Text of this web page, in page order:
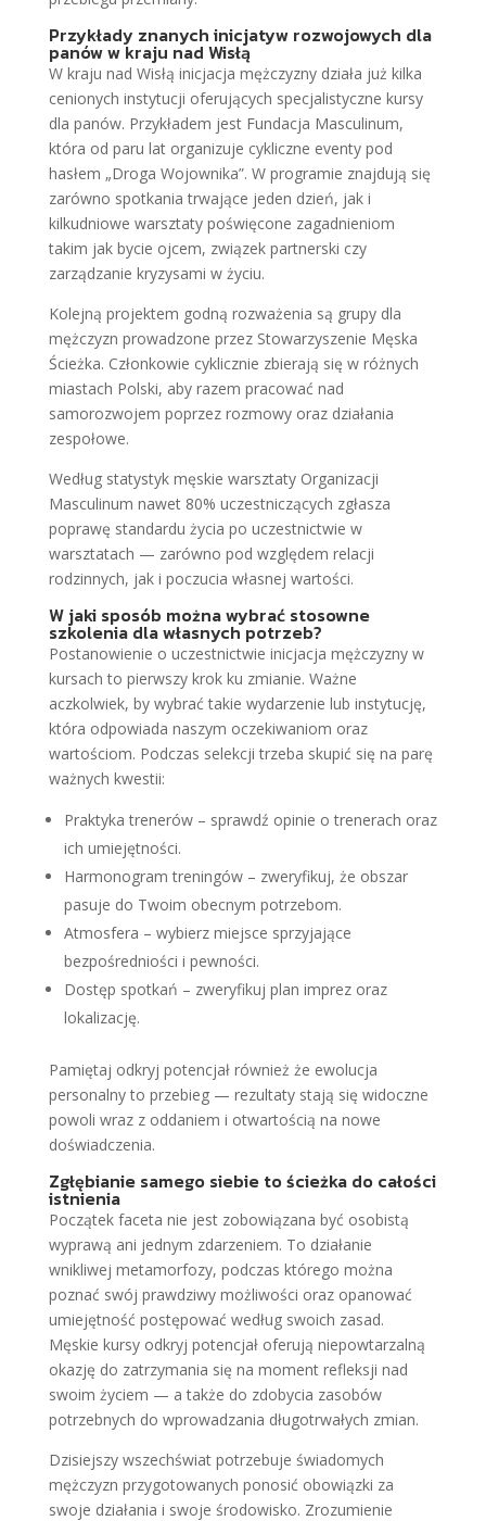
Przykłady znanych inicjatyw rozwojowych dla
panów w kraju nad Wisłą
W kraju nad Wisłą inicjacja mężczyzny działa już kilka
cenionych instytucji oferujących specjalistyczne kursy
dla panów. Przykładem jest Fundacja Masculinum,
która od paru lat organizuje cykliczne eventy pod
hasłem „Droga Wojownika”. W programie znajdują się
zarówno spotkania trwające jeden dzień, jak i
kilkudniowe warsztaty poświęcone zagadnieniom
takim jak bycie ojcem, związek partnerski czy
zarządzanie kryzysami w życiu.
Kolejną projektem godną rozważenia są grupy dla
mężczyzn prowadzone przez Stowarzyszenie Męska
Ścieżka. Członkowie cyklicznie zbierają się w różnych
miastach Polski, aby razem pracować nad
samorozwojem poprzez rozmowy oraz działania
zespołowe.
Według statystyk męskie warsztaty Organizacji
Masculinum nawet 80% uczestniczących zgłasza
poprawę standardu życia po uczestnictwie w
warsztatach — zarówno pod względem relacji
rodzinnych, jak i poczucia własnej wartości.
W jaki sposób można wybrać stosowne
szkolenia dla własnych potrzeb?
Postanowienie o uczestnictwie inicjacja mężczyzny w
kursach to pierwszy krok ku zmianie. Ważne
aczkolwiek, by wybrać takie wydarzenie lub instytucję,
która odpowiada naszym oczekiwaniom oraz
wartościom. Podczas selekcji trzeba skupić się na parę
ważnych kwestii:
Praktyka trenerów – sprawdź opinie o trenerach oraz
ich umiejętności.
Harmonogram treningów – zweryfikuj, że obszar
pasuje do Twoim obecnym potrzebom.
Atmosfera – wybierz miejsce sprzyjające
bezpośredniości i pewności.
Dostęp spotkań – zweryfikuj plan imprez oraz
lokalizację.
Pamiętaj odkryj potencjał również że ewolucja
personalny to przebieg — rezultaty stają się widoczne
powoli wraz z oddaniem i otwartością na nowe
doświadczenia.
Zgłębianie samego siebie to ścieżka do całości
istnienia
Początek faceta nie jest zobowiązana być osobistą
wyprawą ani jednym zdarzeniem. To działanie
wnikliwej metamorfozy, podczas którego można
poznać swój prawdziwy możliwości oraz opanować
umiejętność postępować według swoich zasad.
Męskie kursy odkryj potencjał oferują niepowtarzalną
okazję do zatrzymania się na moment refleksji nad
swoim życiem — a także do zdobycia zasobów
potrzebnych do wprowadzania długotrwałych zmian.
Dzisiejszy wszechświat potrzebuje świadomych
mężczyzn przygotowanych ponosić obowiązki za
swoje działania i swoje środowisko. Zrozumienie